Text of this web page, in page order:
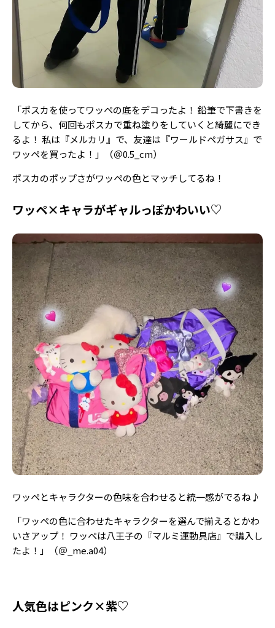
「ポスカを使ってワッペの底をデコったよ！ 鉛筆で下書きを
してから、何回もポスカで重ね塗りをしていくと綺麗にでき
るよ！ 私は『メルカリ』で、友達は『ワールドペガサス』で
ワッペを買ったよ！」（＠0.5_cm）
ポスカのポップさがワッペの色とマッチしてるね！
ワッペ×キャラがギャルっぽかわいい♡
ワッペとキャラクターの色味を合わせると統一感がでるね♪
「ワッペの色に合わせたキャラクターを選んで揃えるとかわ
いさアップ！ ワッペは八王子の『マルミ運動具店』で購入し
たよ！」（＠_me.a04）
人気色はピンク×紫♡